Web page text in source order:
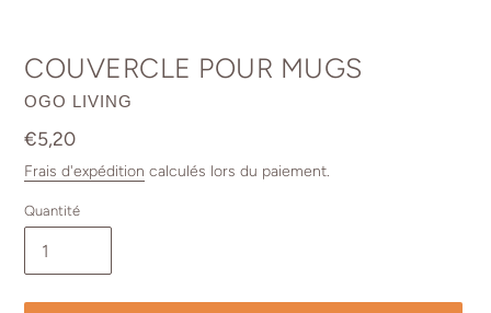
COUVERCLE POUR MUGS
DISTRIBUTEUR
OGO LIVING
Prix
normal
€5,20
Frais d'expédition calculés lors du paiement.
Quantité